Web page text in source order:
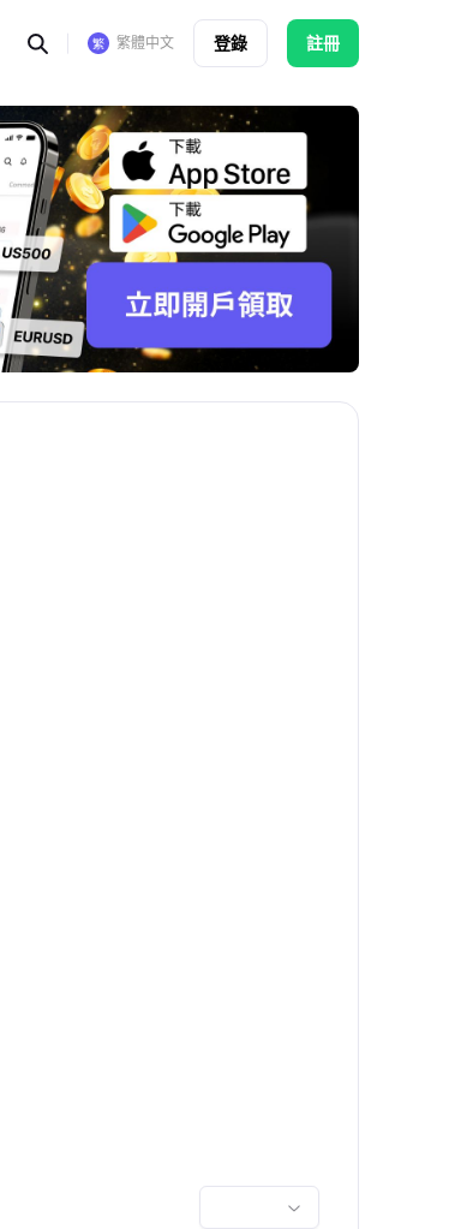
繁體中文 登錄 註冊